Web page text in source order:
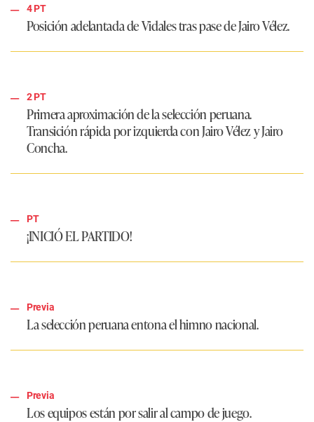
4 PT
Posición adelantada de Vidales tras pase de Jairo Vélez.
2 PT
Primera aproximación de la selección peruana.
Transición rápida por izquierda con Jairo Vélez y Jairo
Concha.
PT
¡INICIÓ EL PARTIDO!
Previa
La selección peruana entona el himno nacional.
Previa
Los equipos están por salir al campo de juego.